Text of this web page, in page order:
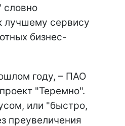
словно
лучшему сервису
бизнес-
году, – ПАО
"Теремно".
или "быстро,
преувеличения